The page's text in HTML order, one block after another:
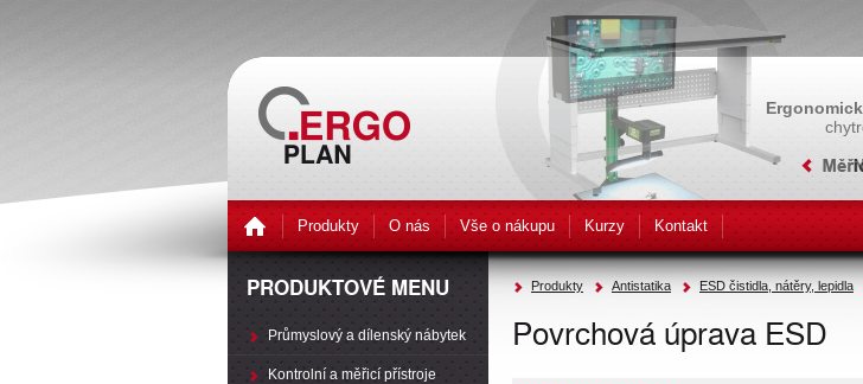
Produkty O nás Vše o nákupu Kurzy Kontakt
Produkty Antistatika ESD čistidla, nátěry, lepidla
Povrchová úprava ESD
PRODUKTOVÉ MENU
Průmyslový a dílenský nábytek
Kontrolní a měřicí přístroje